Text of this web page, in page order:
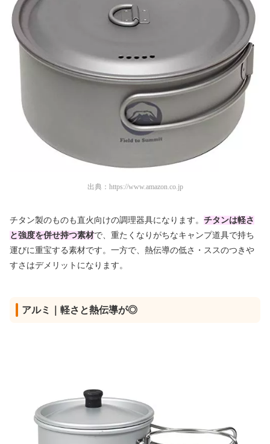
出典： https://www.amazon.co.jp
チタン製のものも直火向けの調理器具になります。 チタンは軽さ
と強度を併せ持つ素材で、重たくなりがちなキャンプ道具で持ち
運びに重宝する素材です。一方で、熱伝導の低さ・ススのつきや
すさはデメリットになります。
アルミ｜軽さと熱伝導が◎